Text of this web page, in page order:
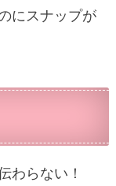
にスナップが
わらない！